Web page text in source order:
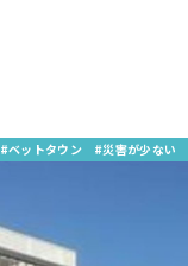
#ベットタウン #災害が少ない